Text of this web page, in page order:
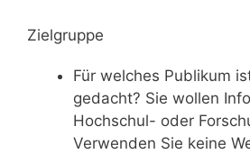
Zielgruppe
Für welches Publikum
gedacht? Sie wollen
Hochschul- oder
Verwenden Sie keine